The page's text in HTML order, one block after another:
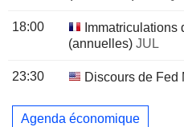
18:00
Immatriculations
(annuelles) JUL
23:30 Discours de Fed
Agenda économique